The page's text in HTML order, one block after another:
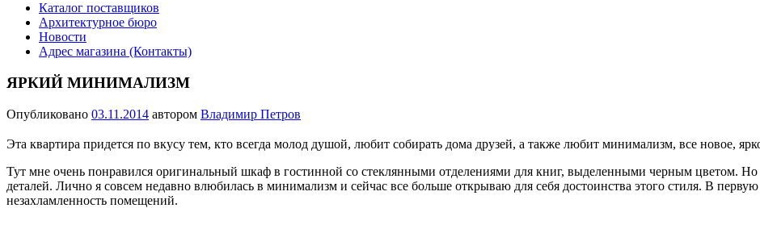
Каталог поставщиков
Архитектурное бюро
Новости
Адрес магазина (Контакты)
ЯРКИЙ МИНИМАЛИЗМ
Опубликовано 03.11.2014 автором Владимир Петров
Эта квартира придется по вкусу тем, кто всегда молод душой, любит собирать дома друзей, а также любит минимализм, все новое,
Тут мне очень понравился оригинальный шкаф в гостинной со стеклянными отделениями для книг, выделенными черным цветом.
деталей. Лично я совсем недавно влюбилась в минимализм и сейчас все больше открываю для себя достоинства этого стиля. В первую
незахламленность помещений.